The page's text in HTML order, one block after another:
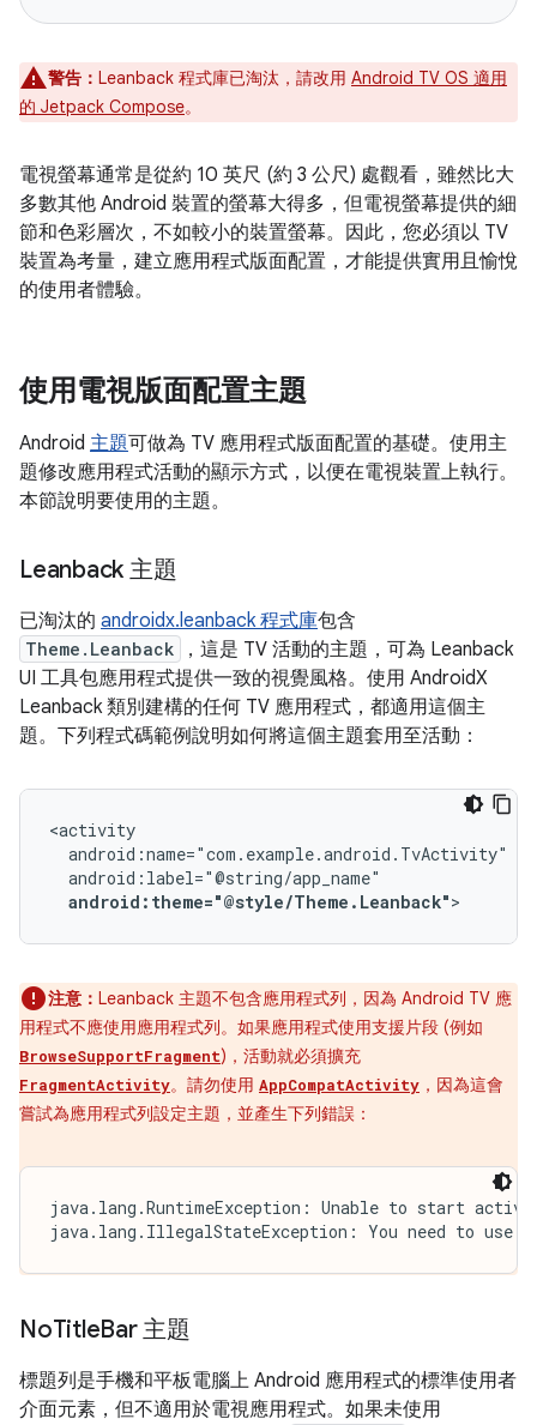
警告： Leanback 程式庫已淘汰，請改用 Android TV OS 適用
的 Jetpack Compose。
電視螢幕通常是從約 10 英尺 (約 3 公尺) 處觀看，雖然比大
多數其他 Android 裝置的螢幕大得多，但電視螢幕提供的細
節和色彩層次，不如較小的裝置螢幕。因此，您必須以 TV
裝置為考量，建立應用程式版面配置，才能提供實用且愉悅
的使用者體驗。
使用電視版面配置主題
Android 主題可做為 TV 應用程式版面配置的基礎。使用主
題修改應用程式活動的顯示方式，以便在電視裝置上執行。
本節說明要使用的主題。
Leanback 主題
已淘汰的 androidx.leanback 程式庫包含
Theme.Leanback
，這是 TV 活動的主題，可為 Leanback
UI 工具包應用程式提供一致的視覺風格。使用 AndroidX
Leanback 類別建構的任何 TV 應用程式，都適用這個主
題。下列程式碼範例說明如何將這個主題套用至活動：
android:theme="@style/Theme.Leanback">
注意： Leanback 主題不包含應用程式列，因為 Android TV 應
用程式不應使用應用程式列。如果應用程式使用支援片段 (例如
BrowseSupportFragment)，活動就必須擴充
FragmentActivity。請勿使用 AppCompatActivity ，因為這會
嘗試為應用程式列設定主題，並產生下列錯誤：
java.lang.RuntimeException: Unable to start
java.lang.IllegalStateException: You need to use
NoTitleBar 主題
標題列是手機和平板電腦上 Android 應用程式的標準使用者
介面元素，但不適用於電視應用程式。如果未使用